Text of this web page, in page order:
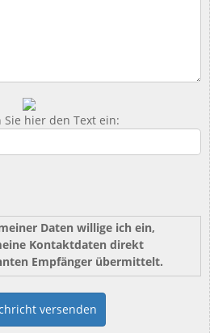
Sie hier den Text ein:
Daten willige ich ein,
Kontaktdaten direkt
Empfänger übermittelt.
versenden